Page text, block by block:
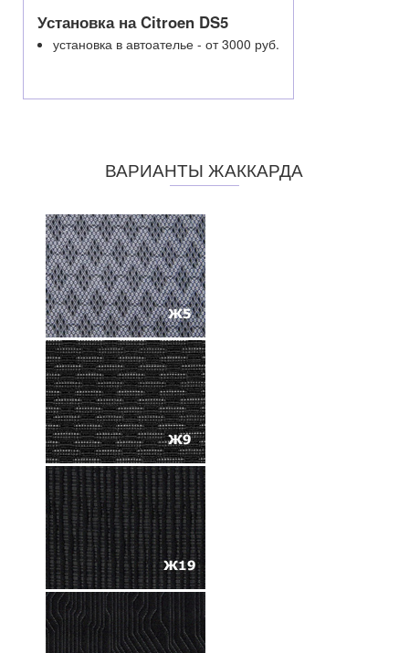
Установка на Citroen DS5
установка в автоателье - от 3000 руб.
ВАРИАНТЫ ЖАККАРДА